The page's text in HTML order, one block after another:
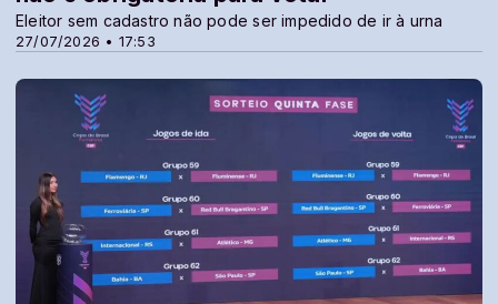
27/07/2026 • 17:53
Eleitor sem cadastro não pode ser impedido de ir à urna